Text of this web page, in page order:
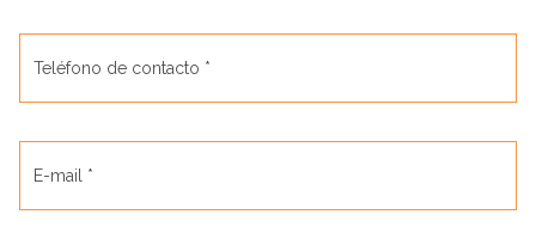
Teléfono de contacto *
E-mail *